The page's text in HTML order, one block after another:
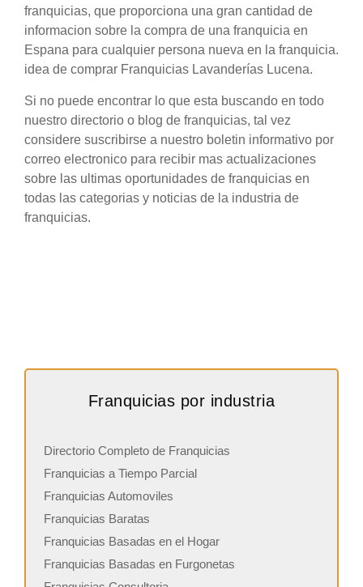
franquicias, que proporciona una gran cantidad de
informacion sobre la compra de una franquicia en
Espana para cualquier persona nueva en la franquicia.
idea de comprar Franquicias Lavanderías Lucena.
Si no puede encontrar lo que esta buscando en todo
nuestro directorio o blog de franquicias, tal vez
considere suscribirse a nuestro boletin informativo por
correo electronico para recibir mas actualizaciones
sobre las ultimas oportunidades de franquicias en
todas las categorias y noticias de la industria de
franquicias.
Franquicias por industria
Directorio Completo de Franquicias
Franquicias a Tiempo Parcial
Franquicias Automoviles
Franquicias Baratas
Franquicias Basadas en el Hogar
Franquicias Basadas en Furgonetas